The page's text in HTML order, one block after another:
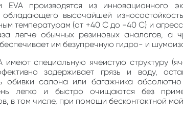
EVA производятся из инновационного
высочайшей
температурам (от +40 С до -40 С) и
легче обычных резиновых аналогов, а
им безупречную гидро- и
имеют специальную ячеистую структуру
задерживает грязь и воду,
обивки салона или багажника
легко и быстро очищаются без
в том числе, при помощи бесконтактной